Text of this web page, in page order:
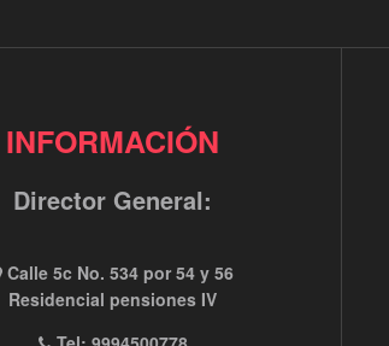
INFORMACIÓN
Director General:
Calle 5c No. 534 por 54 y 56
Residencial pensiones IV